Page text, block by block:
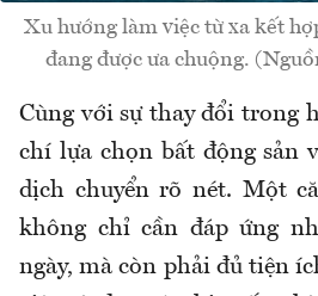
Xu hướng làm việc từ xa kết
đang được ưa chuộng.
Cùng với sự thay đổi trong
chí lựa chọn bất động sản
dịch chuyển rõ nét. Một
không chỉ cần đáp ứng
ngày, mà còn phải đủ tiện